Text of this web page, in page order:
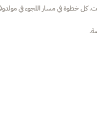
كل خطوة في مسار اللجوء في